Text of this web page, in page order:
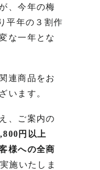
、今年の梅
平年の３割作
な一年とな
連商品をお
います。
、ご案内の
円以上
様への全商
施いたしま